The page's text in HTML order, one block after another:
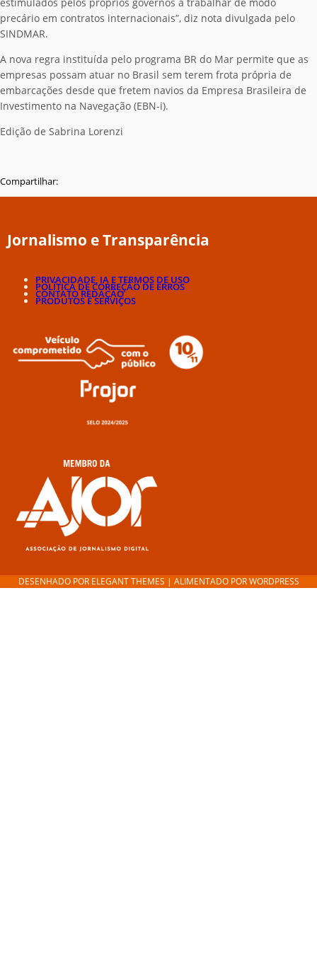
precário em contratos internacionais”, diz nota divulgada pelo
SINDMAR.
A nova regra instituída pelo programa BR do Mar permite que as
empresas possam atuar no Brasil sem terem frota própria de
embarcações desde que fretem navios da Empresa Brasileira de
Investimento na Navegação (EBN-i).
Edição de Sabrina Lorenzi
Compartilhar:
Jornalismo e Transparência
PRIVACIDADE, IA E TERMOS DE USO
POLÍTICA DE CORREÇÃO DE ERROS
CONTATO REDAÇÃO
PRODUTOS E SERVIÇOS
DESENHADO POR ELEGANT THEMES | ALIMENTADO PORWORDPRESS